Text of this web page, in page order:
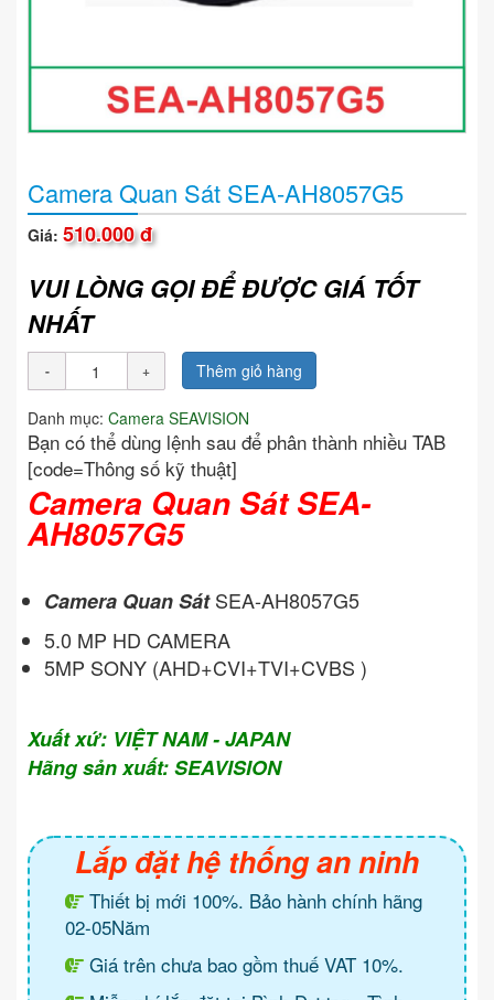
Camera Quan Sát SEA-AH8057G5
Giá: 510.000 đ
VUI LÒNG GỌI ĐỂ ĐƯỢC GIÁ TỐT
NHẤT
Thêm giỏ hàng
Danh mục: Camera SEAVISION
Bạn có thể dùng lệnh sau để phân thành nhiều TAB
[code=Thông số kỹ thuật]
Camera Quan Sát SEA-
AH8057G5
Camera Quan SátSEA-AH8057G5
5.0 MP HD CAMERA
5MP SONY (AHD+CVI+TVI+CVBS )
Xuất xứ: VIỆT NAM - JAPAN
Hãng sản xuất: SEAVISION
Lắp đặt hệ thống an ninh
Thiết bị mới 100%. Bảo hành chính hãng
02-05Năm
Giá trên chưa bao gồm thuế VAT 10%.